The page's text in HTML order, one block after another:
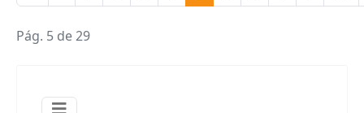
Pág. 5 de 29